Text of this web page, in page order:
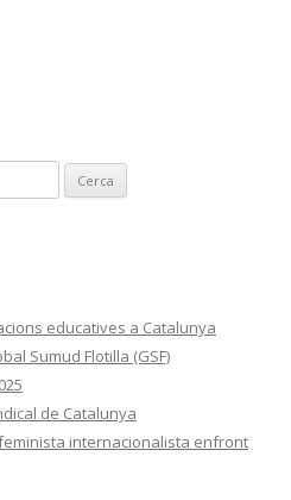
educatives a Catalunya
Sumud Flotilla (GSF)
de Catalunya
internacionalista enfront